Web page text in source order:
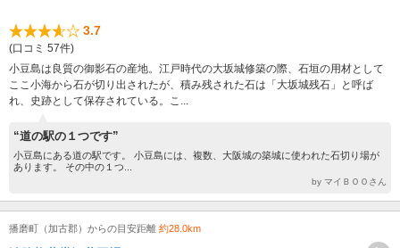
3.7
(口コミ 57件)
小豆島は良質の御影石の産地。江戸時代の大坂城修築の際、石垣の用材として
ここ小海から石が切り出されたが、積み残された石は「大坂城残石」と呼ば
れ、史跡として保存されている。こ...
“道の駅の１つです”
小豆島にある道の駅です。 小豆島には、複数、大阪城の築城に使われた石切り場が
あります。 その中の１つ...
by マイＢＯＯさん
播磨町（加古郡）からの目安距離 約28.0km